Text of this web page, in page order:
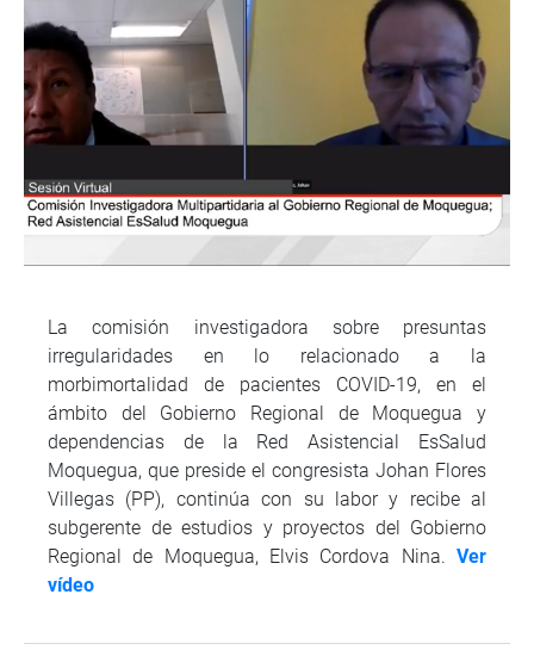
La comisión investigadora sobre presuntas
irregularidades en lo relacionado a la
morbimortalidad de pacientes COVID-19, en el
ámbito del Gobierno Regional de Moquegua y
dependencias de la Red Asistencial EsSalud
Moquegua, que preside el congresista Johan Flores
Villegas (PP), continúa con su labor y recibe al
subgerente de estudios y proyectos del Gobierno
Regional de Moquegua, Elvis Cordova Nina. Ver
vídeo